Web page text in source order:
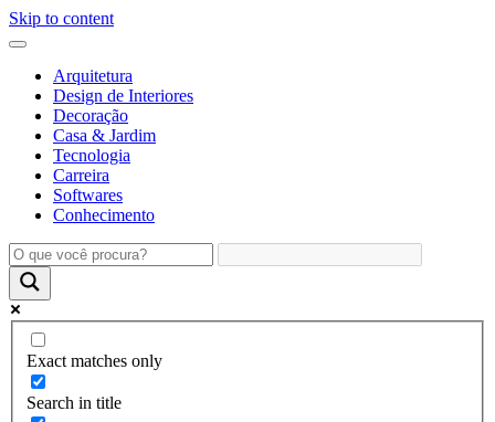
Skip to content
Arquitetura
Design de Interiores
Decoração
Casa & Jardim
Tecnologia
Carreira
Softwares
Conhecimento
Exact matches only
Search in title